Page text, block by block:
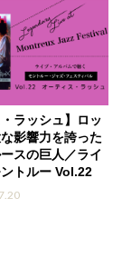
・ラッシュ】ロッ
影響力を誇った
スの巨人／ライ
トルー Vol.22